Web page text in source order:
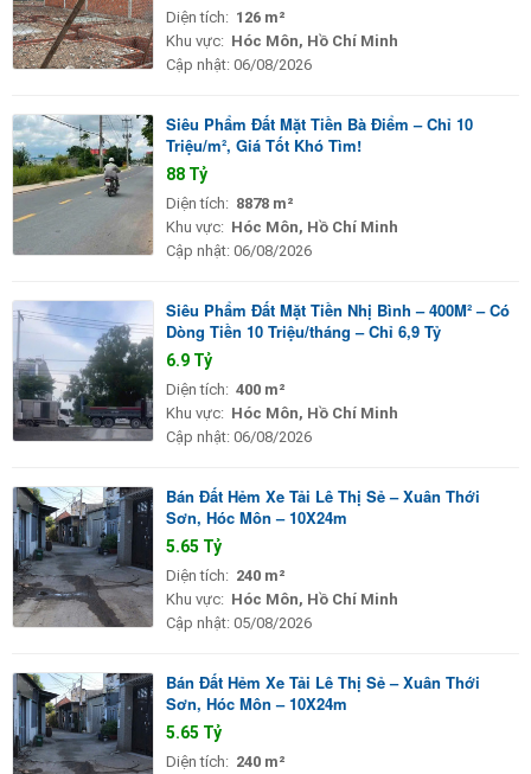
Diện tích: 126 m²
Khu vực: Hóc Môn, Hồ Chí Minh
Cập nhật: 06/08/2026
Siêu Phẩm Đất Mặt Tiền Bà Điểm – Chỉ 10
Triệu/m², Giá Tốt Khó Tìm!
88 Tỷ
Diện tích: 8878 m²
Khu vực: Hóc Môn, Hồ Chí Minh
Cập nhật: 06/08/2026
Siêu Phẩm Đất Mặt Tiền Nhị Bình – 400M² – Có
Dòng Tiền 10 Triệu/tháng – Chỉ 6,9 Tỷ
6.9 Tỷ
Diện tích: 400 m²
Khu vực: Hóc Môn, Hồ Chí Minh
Cập nhật: 06/08/2026
Bán Đất Hẻm Xe Tải Lê Thị Sẻ – Xuân Thới
Sơn, Hóc Môn – 10X24m
5.65 Tỷ
Diện tích: 240 m²
Khu vực: Hóc Môn, Hồ Chí Minh
Cập nhật: 05/08/2026
Bán Đất Hẻm Xe Tải Lê Thị Sẻ – Xuân Thới
Sơn, Hóc Môn – 10X24m
5.65 Tỷ
Diện tích: 240 m²